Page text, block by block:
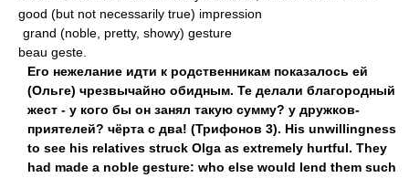
good (but not necessarily true) impression
grand (noble, pretty, showy) gesture
beau geste.
Его нежелание идти к родственникам показалось ей
(Ольге) чрезвычайно обидным. Те делали благородный
жест - у кого бы он занял такую сумму? у дружков-
приятелей? чёрта с два! (Трифонов 3). His unwillingness
to see his relatives struck Olga as extremely hurtful. They
had made a noble gesture: who else would lend them such